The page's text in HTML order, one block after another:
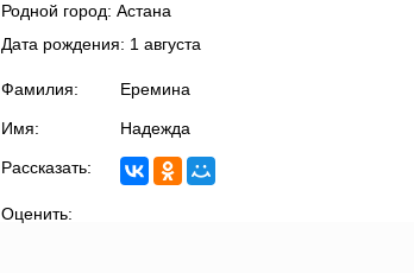
Родной город: Астана
Дата рождения: 1 августа
Фамилия: Еремина
Имя: Надежда
Рассказать:
Оценить: